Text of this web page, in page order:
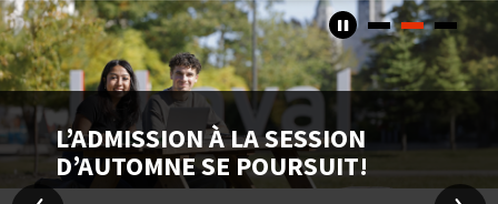
Caroussel
Contenu
TITRE
L’ADMISSION À LA SESSION
D’AUTOMNE SE POURSUIT!
Image